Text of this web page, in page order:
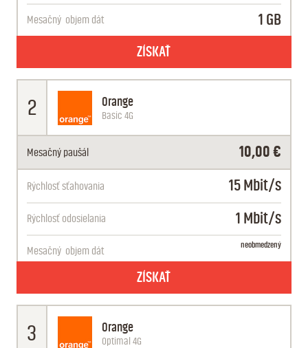
Mesačný objem dát 1 GB
ZÍSKAŤ
2 Orange
Basic 4G
Rýchlosť sťahovania 15 Mbit/s
Rýchlosť odosielania 1 Mbit/s
Mesačný objem dát
neobmedzený
Mesačný paušál 10,00 €
ZÍSKAŤ
3 Orange
Optimal 4G